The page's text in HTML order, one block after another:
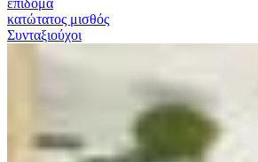
κατώτατος μισθός
Συνταξιούχοι